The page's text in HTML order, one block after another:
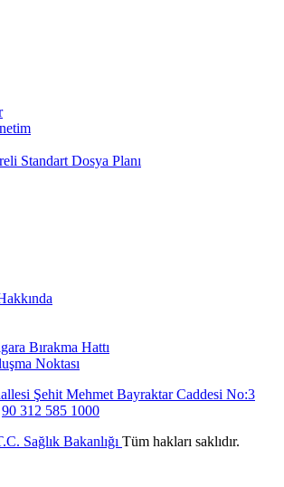
Standart Dosya Planı
Bırakma Hattı
Noktası
Şehit Mehmet Bayraktar Caddesi No:3
90 312 585 1000
Sağlık Bakanlığı Tüm hakları saklıdır.